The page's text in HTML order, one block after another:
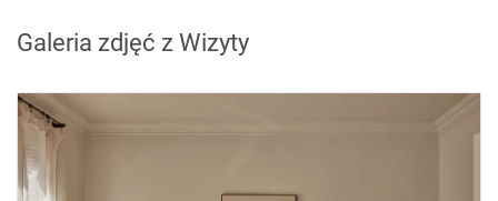
Galeria zdjęć z Wizyty